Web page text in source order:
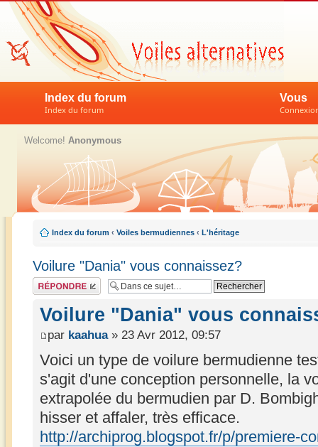
Index du forum
Index du forum
Vous
Welcome! Anonymous
Index du forum ‹ Voiles bermudiennes ‹ L'héritage
Voilure "Dania" vous connaissez?
Répondre
Voilure "Dania" vous
par kaahua» 23 Avr 2012, 09:57
Voici un type de voilure bermudienne
s'agit d'une conception personnelle, la
extrapolée du bermudien par D.
hisser et affaler, très efficace.
http://archiprog.blogspot.fr/p/premiere-